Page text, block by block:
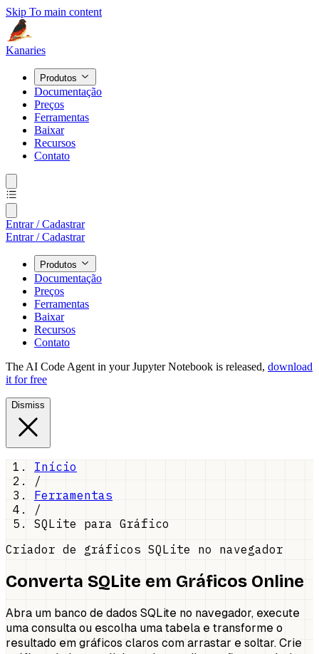
Skip To main content
Kanaries
Produtos
Documentação
Preços
Ferramentas
Baixar
Recursos
Contato
Entrar / Cadastrar
Entrar / Cadastrar
Produtos
Documentação
Preços
Ferramentas
Baixar
Recursos
Contato
The AI Code Agent in your Jupyter Notebook is released, download
it for free
Dismiss
Início
/
Ferramentas
/
SQLite para Gráfico
Criador de gráficos SQLite no navegador
Converta SQLite em Gráficos Online
Abra um banco de dados SQLite no navegador, execute
uma consulta ou escolha uma tabela e transforme o
resultado em gráficos claros com arrastar e soltar. Crie